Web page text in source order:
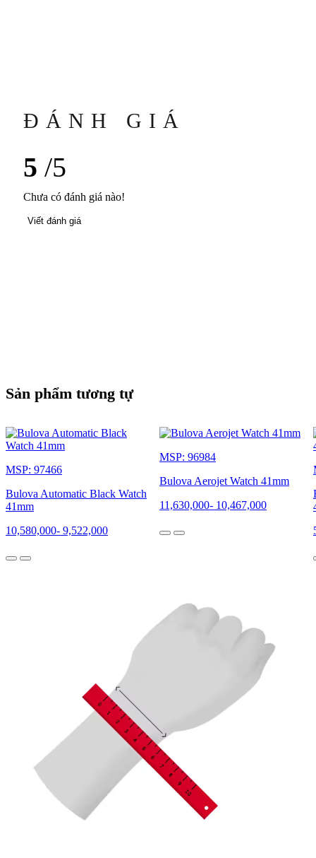
ĐÁNH GIÁ
5 /5
Chưa có đánh giá nào!
Viết đánh giá
Sản phẩm tương tự
MSP: 97466
Bulova Automatic Black Watch
41mm
10,580,000- 9,522,000
MSP: 96984
Bulova Aerojet Watch 41mm
11,630,000- 10,467,000